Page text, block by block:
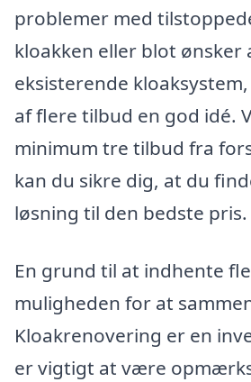
problemer med
kloakken eller blot
eksisterende
af flere tilbud en god idé.
minimum tre tilbud fra
kan du sikre dig, at du
løsning til den bedste pris.
En grund til at indhente
muligheden for at
Kloakrenovering er en
er vigtigt at være